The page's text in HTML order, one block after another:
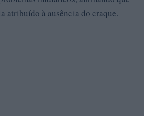
atribuído à ausência do craque.